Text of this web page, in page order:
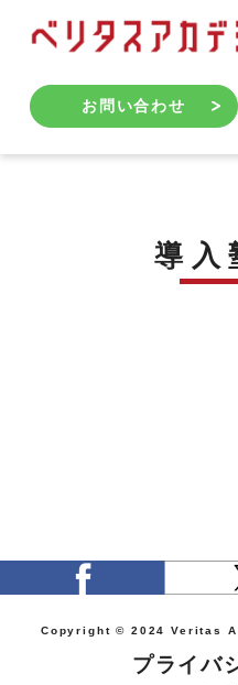
お問い合わせ
導入
Copyright © 2024 Veritas
プライバ